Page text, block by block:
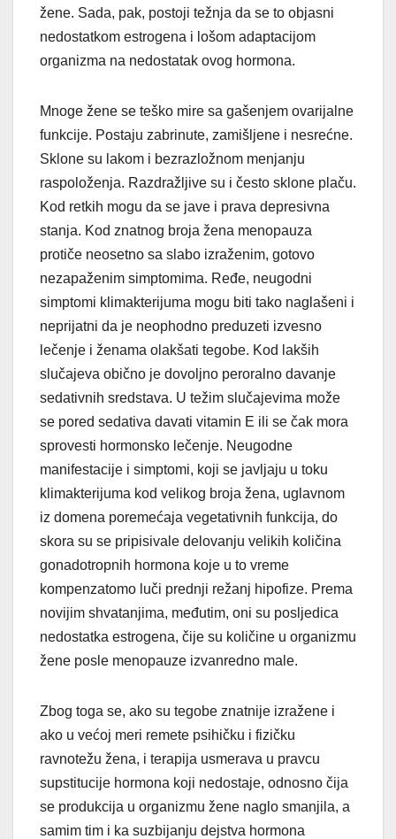
žene. Sada, pak, postoji težnja da se to objasni
nedostatkom estrogena i lošom adaptacijom
organizma na nedostatak ovog hormona.
Mnoge žene se teško mire sa gašenjem ovarijalne
funkcije. Postaju zabrinute, zamišljene i nesrećne.
Sklone su lakom i bezrazložnom menjanju
raspoloženja. Razdražljive su i često sklone plaču.
Kod retkih mogu da se jave i prava depresivna
stanja. Kod znatnog broja žena menopauza
protiče neosetno sa slabo izraženim, gotovo
nezapaženim simptomima. Ređe, neugodni
simptomi klimakterijuma mogu biti tako naglašeni i
neprijatni da je neophodno preduzeti izvesno
lečenje i ženama olakšati tegobe. Kod lakših
slučajeva obično je dovoljno peroralno davanje
sedativnih sredstava. U težim slučajevima može
se pored sedativa davati vitamin E ili se čak mora
sprovesti hormonsko lečenje. Neugodne
manifestacije i simptomi, koji se javljaju u toku
klimakterijuma kod velikog broja žena, uglavnom
iz domena poremećaja vegetativnih funkcija, do
skora su se pripisivale delovanju velikih količina
gonadotropnih hormona koje u to vreme
kompenzatomo luči prednji režanj hipofize. Prema
novijim shvatanjima, međutim, oni su posljedica
nedostatka estrogena, čije su količine u organizmu
žene posle menopauze izvanredno male.
Zbog toga se, ako su tegobe znatnije izražene i
ako u većoj meri remete psihičku i fizičku
ravnotežu žena, i terapija usmerava u pravcu
supstitucije hormona koji nedostaje, odnosno čija
se produkcija u organizmu žene naglo smanjila, a
samim tim i ka suzbijanju dejstva hormona